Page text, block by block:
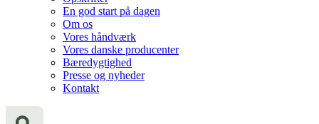
En god start på dagen
Om os
Vores håndværk
Vores danske producenter
Bæredygtighed
Presse og nyheder
Kontakt